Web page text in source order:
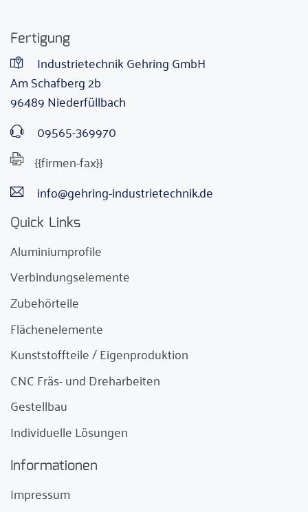
Fertigung
Industrietechnik Gehring GmbH
Am Schafberg 2b
96489 Niederfüllbach
09565-369970
{{firmen-fax}}
info@gehring-industrietechnik.de
Quick Links
Aluminiumprofile
Verbindungselemente
Zubehörteile
Flächenelemente
Kunststoffteile / Eigenproduktion
CNC Fräs- und Dreharbeiten
Gestellbau
Individuelle Lösungen
Informationen
Impressum